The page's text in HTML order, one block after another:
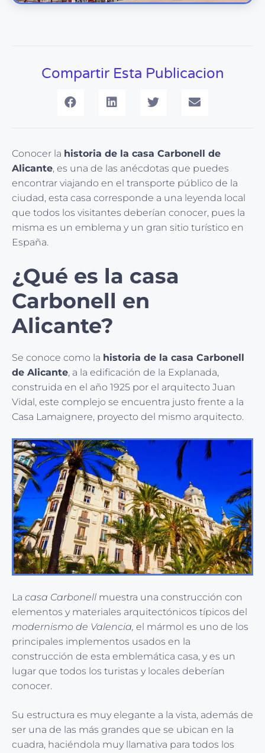
Compartir Esta Publicacion
Conocer la historia de la casa Carbonell de
Alicante, es una de las anécdotas que puedes
encontrar viajando en el transporte público de la
ciudad, esta casa corresponde a una leyenda local
que todos los visitantes deberían conocer, pues la
misma es un emblema y un gran sitio turístico en
España.
¿Qué es la casa
Carbonell en
Alicante?
Se conoce como la historia de la casa Carbonell
de Alicante, a la edificación de la Explanada,
construida en el año 1925 por el arquitecto Juan
Vidal, este complejo se encuentra justo frente a la
Casa Lamaignere, proyecto del mismo arquitecto.
La casa Carbonell muestra una construcción con
elementos y materiales arquitectónicos típicos del
modernismo de Valencia, el mármol es uno de los
principales implementos usados en la
construcción de esta emblemática casa, y es un
lugar que todos los turistas y locales deberían
conocer.
Su estructura es muy elegante a la vista, además de
ser una de las más grandes que se ubican en la
cuadra, haciéndola muy llamativa para todos los